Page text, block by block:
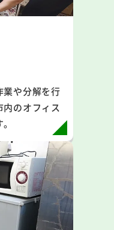
業や分解を行
のオフィス